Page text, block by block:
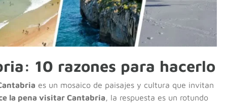
10 razones para hacerlo
es un mosaico de paisajes y cultura que invitan
la pena visitar Cantabria, la respuesta es un rotundo